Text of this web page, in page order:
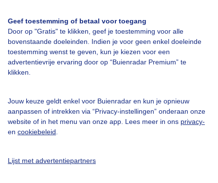
Geef toestemming of betaal voor toegang
Door op "Gratis" te klikken, geef je toestemming voor alle
bovenstaande doeleinden. Indien je voor geen enkel doeleinde
toestemming wenst te geven, kun je kiezen voor een
advertentievrije ervaring door op “Buienradar Premium” te
klikken.
Jouw keuze geldt enkel voor Buienradar en kun je opnieuw
aanpassen of intrekken via “Privacy-instellingen” onderaan onze
website of in het menu van onze app. Lees meer in ons privacy-
en cookiebeleid
Lijst met advertentiepartners
Toegankelijkheid
Gebruikersvoorwaarden
Adverteren
Cookie beleid
Privacy instellingen